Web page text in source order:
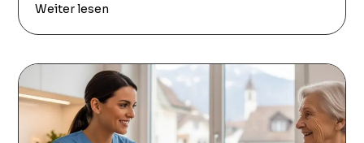
Weiter lesen